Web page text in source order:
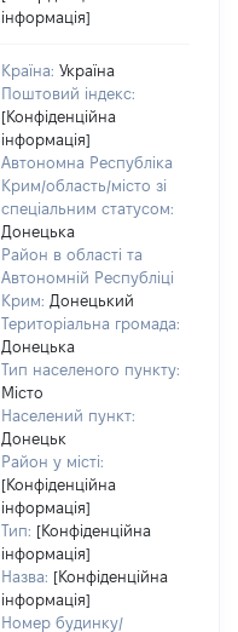
інформація]
Країна: Україна
Поштовий індекс:
[Конфіденційна
інформація]
Автономна Республіка
Крим/область/місто зі
спеціальним статусом:
Донецька
Район в області та
Автономній Республіці
Крим: Донецький
Територіальна громада:
Донецька
Тип населеного пункту:
Місто
Населений пункт:
Донецьк
Район у місті:
[Конфіденційна
інформація]
Тип: [Конфіденційна
інформація]
Назва: [Конфіденційна
інформація]
Номер будинку/